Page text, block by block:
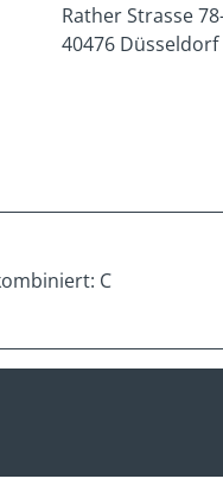
Rather Strasse
40476 Düsseldorf
C